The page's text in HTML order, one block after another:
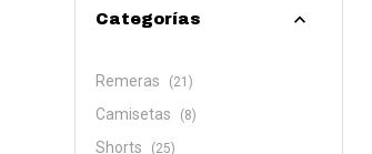
Categorías
Remeras (21)
Camisetas (8)
Shorts (25)